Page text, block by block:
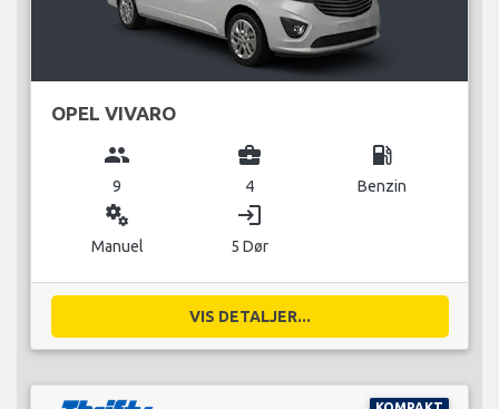
OPEL VIVARO
group
9
business_center
4
local_gas_station
Benzin
miscellaneous_services
Manuel
login
5 Dør
VIS DETALJER...